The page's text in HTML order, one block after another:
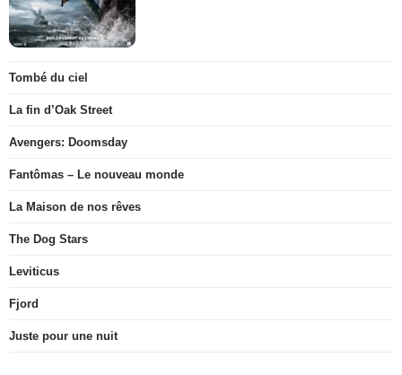
Tombé du ciel
La fin d’Oak Street
Avengers: Doomsday
Fantômas – Le nouveau monde
La Maison de nos rêves
The Dog Stars
Leviticus
Fjord
Juste pour une nuit